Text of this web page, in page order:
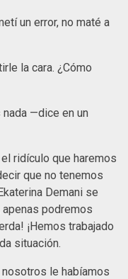
un error, no maté a
la cara. ¿Cómo
—dice en un
ridículo que haremos
que no tenemos
Demani se
apenas podremos
¡Hemos trabajado
situación.
le habíamos